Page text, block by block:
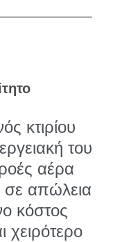
κτιρίου
του
αέρα
απώλεια
κόστος
χειρότερο